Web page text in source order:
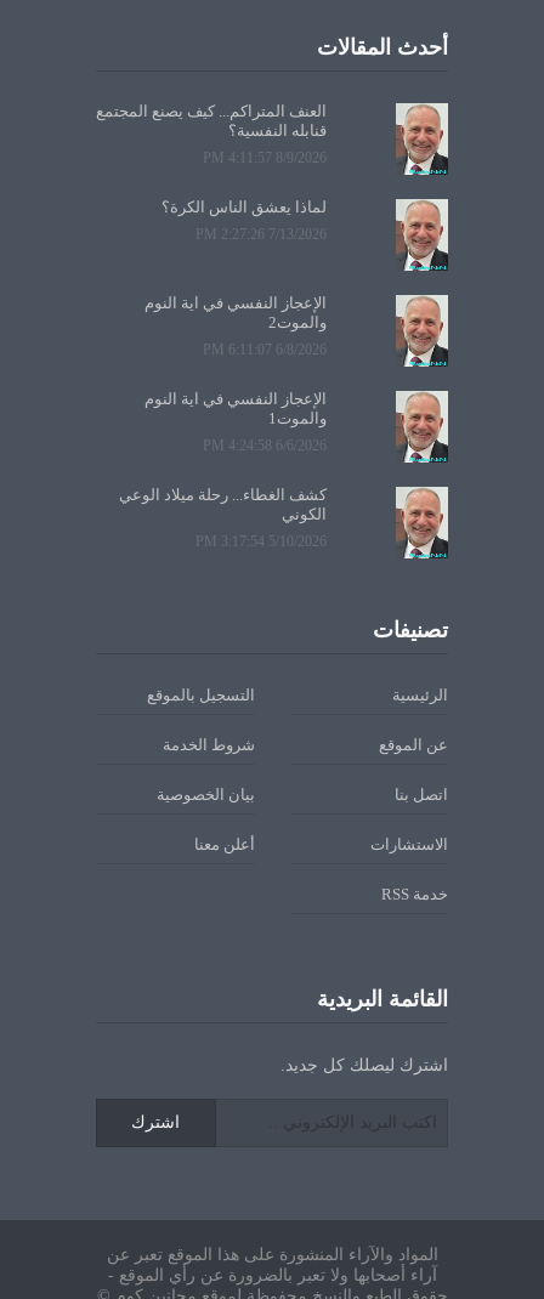
أحدث المقالات
العنف المتراكم... كيف يصنع المجتمع
قنابله النفسية؟
8/9/2026 4:11:57 PM
لماذا يعشق الناس الكرة؟
7/13/2026 2:27:26 PM
الإعجاز النفسي في آية النوم
والموت2
6/8/2026 6:11:07 PM
الإعجاز النفسي في آية النوم
والموت1
6/6/2026 4:24:58 PM
كشف الغطاء... رحلة ميلاد الوعي
الكوني
5/10/2026 3:17:54 PM
تصنيفات
الرئيسية التسجيل بالموقع
عن الموقع شروط الخدمة
اتصل بنا بيان الخصوصية
الاستشارات أعلن معنا
خدمة RSS
القائمة البريدية
اشترك ليصلك كل جديد.
اشترك
المواد والآراء المنشورة على هذا الموقع تعبر عن
آراء أصحابها ولا تعبر بالضرورة عن رأي الموقع -